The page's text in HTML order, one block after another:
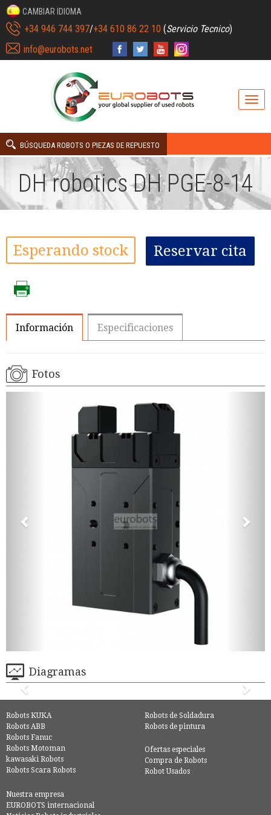
CAMBIAR IDIOMA
+34 946 744 397/+34 610 86 22 10 (Servicio Tecnico)
info@eurobots.net
BÚSQUEDA ROBOTS O PIEZAS DE REPUESTO
DH robotics DH PGE-8-14
Esperando stock Reservar cita
Información Especificaciones
Fotos
Diagramas
Robots KUKA
Robots ABB
Robots Fanuc
Robots Motoman
kawasaki Robots
Robots Scara Robots
Robots de Soldadura
Robots de pintura
Ofertas especiales
Compra de Robots
Robot Usados
Nuestra empresa
EUROBOTS internacional